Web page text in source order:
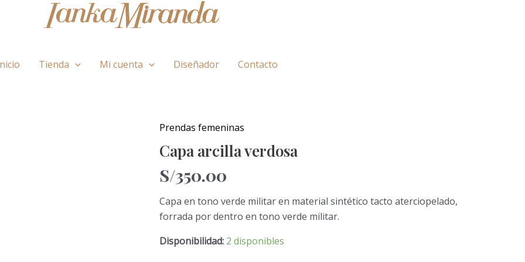
Tienda Mi cuenta Diseñador Contacto
Prendas femeninas
Capa arcilla verdosa
S/350.00
Capa en tono verde militar en material sintético tacto aterciopelado,
forrada por dentro en tono verde militar.
Disponibilidad: 2 disponibles
Capa
arcilla
verdosa
cantidad